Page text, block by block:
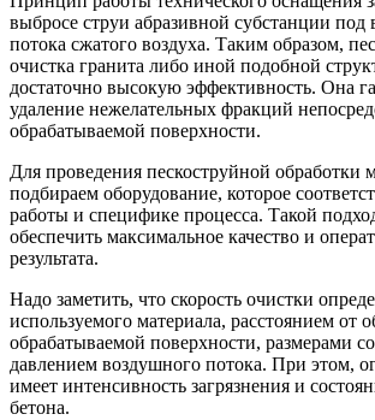
выбросе струи абразивной субстанции под
потока сжатого воздуха. Таким образом,
очистка гранита либо иной подобной
достаточно высокую эффективность. Она
удаление нежелательных фракций
обрабатываемой поверхности.
Для проведения пескоструйной обработки
подбираем оборудование, которое
работы и специфике процесса. Такой
обеспечить максимальное качество и
результата.
Надо заметить, что скорость очистки
используемого материала, расстоянием от
обрабатываемой поверхности, размерами
давлением воздушного потока. При этом,
имеет интенсивность загрязнения и
бетона.